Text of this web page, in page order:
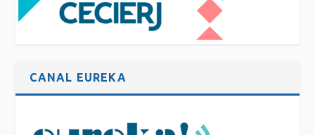
CANAL EUREKA